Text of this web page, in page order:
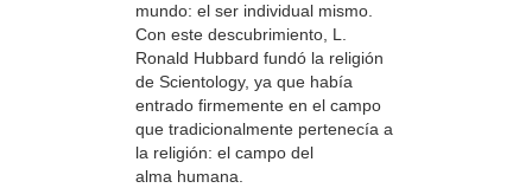
mundo: el ser individual mismo.
Con este descubrimiento, L.
Ronald Hubbard fundó la religión
de Scientology, ya que había
entrado firmemente en el campo
que tradicionalmente pertenecía a
la religión: el campo del
alma humana.